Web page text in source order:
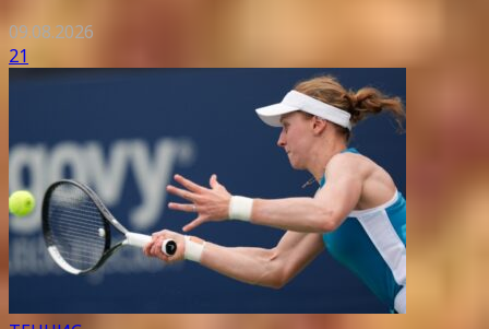
09.08.2026
21